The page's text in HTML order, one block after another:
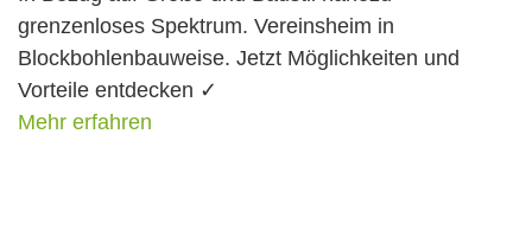
grenzenloses Spektrum. Vereinsheim in
Blockbohlenbauweise. Jetzt Möglichkeiten und
Vorteile entdecken ✓
Mehr erfahren